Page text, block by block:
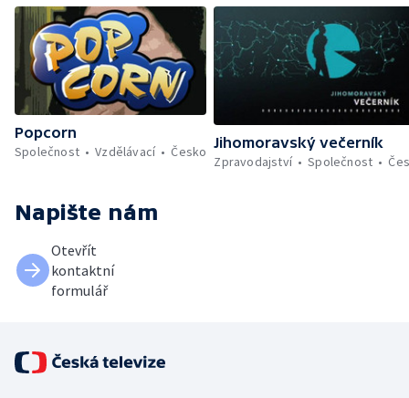
Popcorn
Společnost
Vzdělávací Česko
Jihomoravský večerník
Zpravodajství
Společnost
Napište nám
Otevřít
kontaktní
formulář